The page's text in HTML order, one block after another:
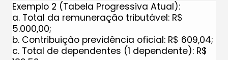
Exemplo 2 (Tabela Progressiva Atual):
a. Total da remuneração tributável: R$
5.000,00;
b. Contribuição previdência oficial: R$ 609,04;
c. Total de dependentes (1 dependente): R$